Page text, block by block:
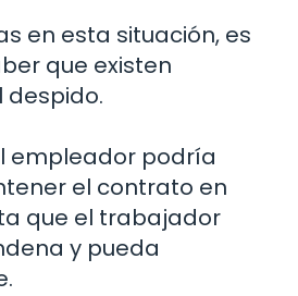
en esta situación, es
que existen
empleador podría
el contrato en
que el trabajador
y pueda